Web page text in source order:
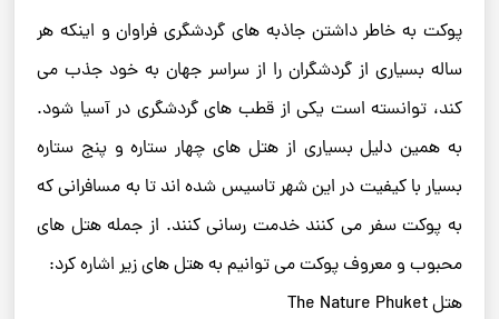
پوکت به خاطر داشتن جاذبه های گردشگری فراوان و اینکه هر
ساله بسیاری از گردشگران را از سراسر جهان به خود جذب می
کند، توانسته است یکی از قطب های گردشگری در آسیا شود.
به همین دلیل بسیاری از هتل های چهار ستاره و پنج ستاره
بسیار با کیفیت در این شهر تاسیس شده اند تا به مسافرانی که
به پوکت سفر می کنند خدمت رسانی کنند. از جمله هتل های
محبوب و معروف پوکت می توانیم به هتل های زیر اشاره کرد:
هتل The Nature Phuket